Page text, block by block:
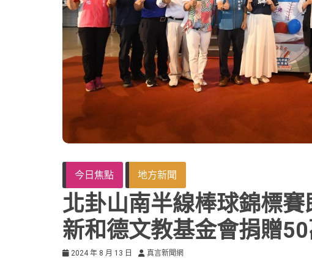
今日焦點 地方新聞
北卦山南半線棒球錦標
新和德文教基金會捐贈
2024 年 8 月 13 日 真言新聞網